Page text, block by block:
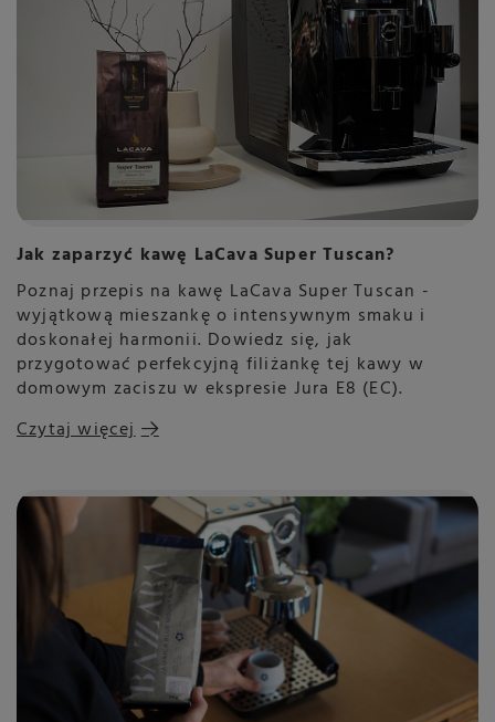
Jak zaparzyć kawę LaCava Super Tuscan?
Poznaj przepis na kawę LaCava Super Tuscan -
wyjątkową mieszankę o intensywnym smaku i
doskonałej harmonii. Dowiedz się, jak
przygotować perfekcyjną filiżankę tej kawy w
domowym zaciszu w ekspresie Jura E8 (EC).
Czytaj więcej